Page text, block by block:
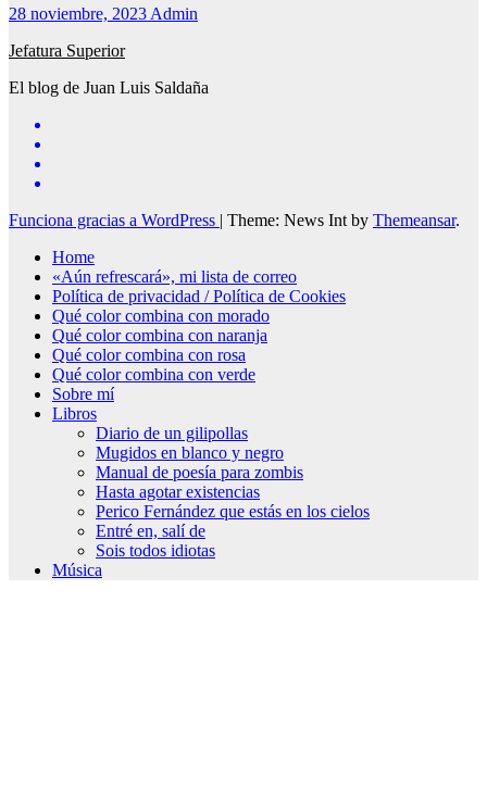
28 noviembre, 2023 Admin
Jefatura Superior
El blog de Juan Luis Saldaña
Funciona gracias a WordPress | Theme: News Int by Themeansar.
Home
«Aún refrescará», mi lista de correo
Política de privacidad / Política de Cookies
Qué color combina con morado
Qué color combina con naranja
Qué color combina con rosa
Qué color combina con verde
Sobre mí
Libros
Diario de un gilipollas
Mugidos en blanco y negro
Manual de poesía para zombis
Hasta agotar existencias
Perico Fernández que estás en los cielos
Entré en, salí de
Sois todos idiotas
Música